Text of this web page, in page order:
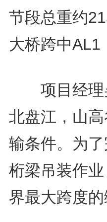
节段总重约
大桥跨中AL1
项目经理
北盘江，山
输条件。为了
桁梁吊装作
界最大跨度